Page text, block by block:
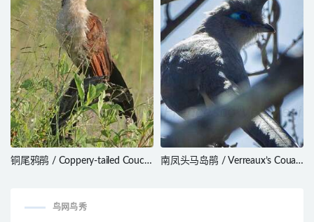
铜尾鸦鹃 / Coppery-tailed Coucal
南凤头马岛鹃 / Verreaux’s Coua /
鸟网鸟秀